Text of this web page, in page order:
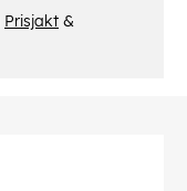
Prisjakt &